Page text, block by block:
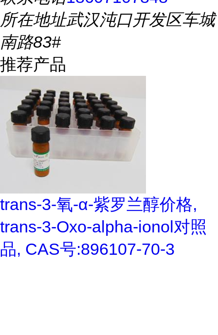
所在地址武汉沌口开发区车城
南路83#
推荐产品
trans-3-氧-α-紫罗兰醇价格,
trans-3-Oxo-alpha-ionol对照
品, CAS号:896107-70-3